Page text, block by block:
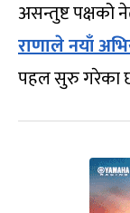
असन्तुष्ट पक्षको
राणाले नयाँ
पहल सुरु गरेका